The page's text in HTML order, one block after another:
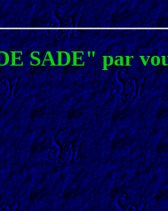
SADE" par